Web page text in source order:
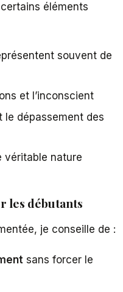
éléments
souvent de
et l’inconscient
le dépassement des
véritable nature
les débutants
je conseille de :
sans forcer le